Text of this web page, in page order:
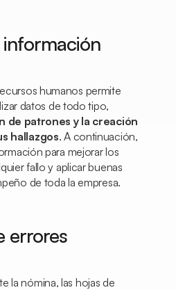
humanos permite
datos de todo tipo,
de patrones y la creación
hallazgos. A continuación,
para mejorar los
fallo y aplicar buenas
de toda la empresa.
errores
la nómina, las hojas de